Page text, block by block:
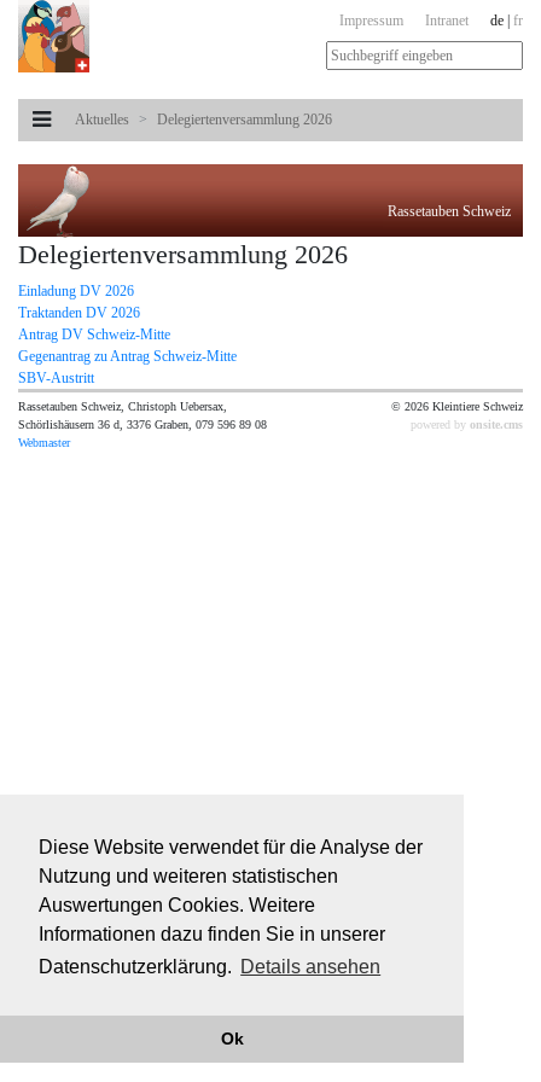
Diese Website verwendet für die Analyse der
Nutzung und weiteren statistischen
Auswertungen Cookies. Weitere
Informationen dazu finden Sie in unserer
Datenschutzerklärung. Details ansehen
Ok
Impressum Intranet de| fr
Aktuelles Delegiertenversammlung 2026
Rassetauben Schweiz
Delegiertenversammlung 2026
Einladung DV 2026
Traktanden DV 2026
Antrag DV Schweiz-Mitte
Gegenantrag zu Antrag Schweiz-Mitte
SBV-Austritt
Rassetauben Schweiz, Christoph Uebersax,
Schörlishäusern 36 d, 3376 Graben, 079 596 89 08
Webmaster
© 2026 Kleintiere Schweiz
powered by onsite.cms